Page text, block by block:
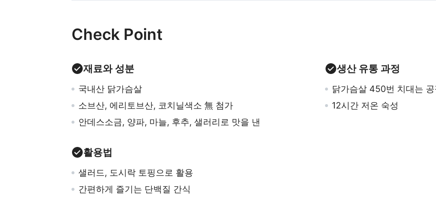
Check Point
재료와 성분
국내산 닭가슴살
소브산, 에리토브산, 코치닐색소 無 첨가
안데스소금, 양파, 마늘, 후추, 샐러리로 맛을 낸
생산 유통 과정
닭가슴살 450번 치대는
12시간 저온 숙성
활용법
샐러드, 도시락 토핑으로 활용
간편하게 즐기는 단백질 간식